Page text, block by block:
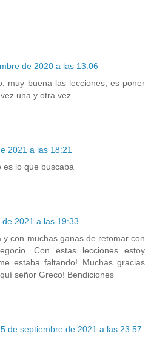
de 2020 a las 13:06
muy buena las lecciones, es poner
una y otra vez..
2021 a las 18:21
es lo que buscaba
de 2021 a las 19:33
y con muchas ganas de retomar con
Con estas lecciones estoy
estaba faltando! Muchas gracias
señor Greco! Bendiciones
5 de septiembre de 2021 a las 23:57